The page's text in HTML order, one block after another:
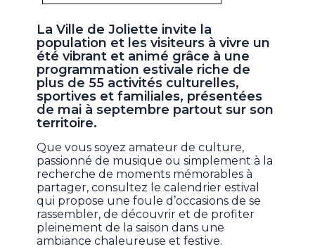
La Ville de Joliette invite la
population et les visiteurs à vivre un
été vibrant et animé grâce à une
programmation estivale riche de
plus de 55 activités culturelles,
sportives et familiales, présentées
de mai à septembre partout sur son
territoire.
Que vous soyez amateur de culture,
passionné de musique ou simplement à la
recherche de moments mémorables à
partager, consultez le calendrier estival
qui propose une foule d’occasions de se
rassembler, de découvrir et de profiter
pleinement de la saison dans une
ambiance chaleureuse et festive.